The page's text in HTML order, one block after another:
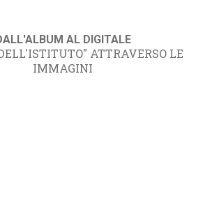
AL DIGITALE
ATTRAVERSO LE
IMMAGINI